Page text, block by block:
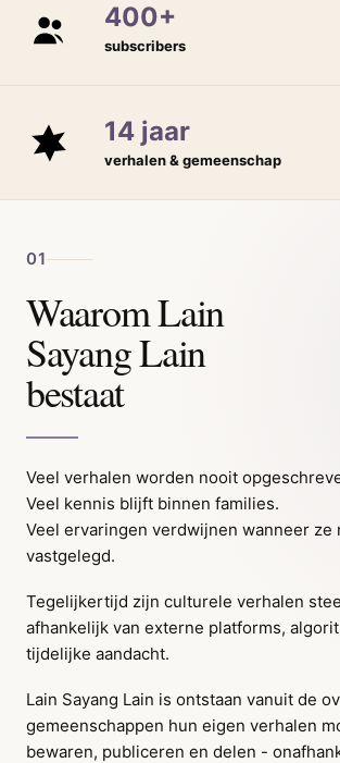
400+
subscribers
14 jaar
verhalen & gemeenschap
01
Waarom Lain
Sayang Lain
bestaat
Veel verhalen worden nooit
Veel kennis blijft binnen families.
Veel ervaringen verdwijnen wanneer ze
vastgelegd.
Tegelijkertijd zijn culturele verhalen
afhankelijk van externe platforms,
tijdelijke aandacht.
Lain Sayang Lain is ontstaan vanuit de
gemeenschappen hun eigen verhalen
bewaren, publiceren en delen -